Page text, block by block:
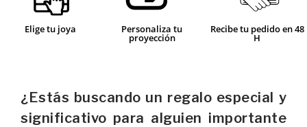
Elige tu joya Personaliza tu
proyección
Recibe tu pedido en 48
H
¿Estás buscando un regalo especial y
significativo para alguien importante